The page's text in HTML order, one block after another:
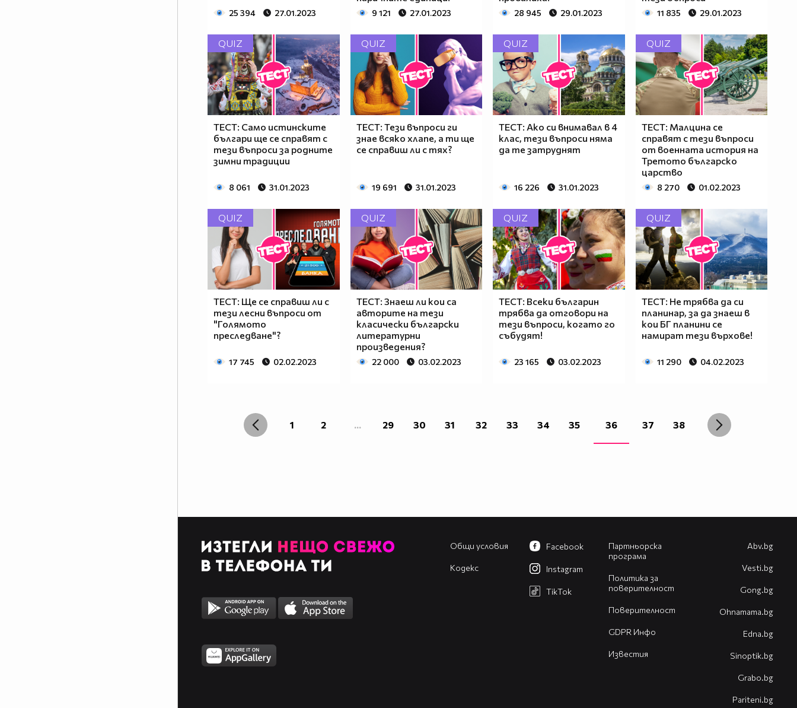
25 394 27.01.2023 9 121 27.01.2023 28 945 29.01.2023 11 835 29.01.2023
QUIZ
ТЕСТ: Само истинските
българи ще се справят с
тези въпроси за родните
зимни традиции
8 061 31.01.2023
QUIZ
ТЕСТ: Тези въпроси ги
знае всяко хлапе, а ти ще
се справиш ли с тях?
19 691 31.01.2023
QUIZ
ТЕСТ: Ако си внимавал в 4
клас, тези въпроси няма
да те затруднят
16 226 31.01.2023
QUIZ
ТЕСТ: Малцина се
справят с тези въпроси
от военната история на
Третото българско
царство
8 270 01.02.2023
QUIZ
ТЕСТ: Ще се справиш ли с
тези лесни въпроси от
"Голямото
преследване"?
17 745 02.02.2023
QUIZ
ТЕСТ: Знаеш ли кои са
авторите на тези
класически български
литературни
произведения?
22 000 03.02.2023
QUIZ
ТЕСТ: Всеки българин
трябва да отговори на
тези въпроси, когато го
събудят!
23 165 03.02.2023
QUIZ
ТЕСТ: Не трябва да си
планинар, за да знаеш в
кои БГ планини се
намират тези върхове!
11 290 04.02.2023
1 2 ... 29 30 31 32 33 34 35 36 37 38
Общи условия
Кодекс
Партньорска
програма
Политика за
поверителност
Поверителност
GDPR Инфо
Известия
Facebook
Instagram
TikTok
Abv.bg
Vesti.bg
Gong.bg
Оhnamama.bg
Edna.bg
Sinoptik.bg
Grabo.bg
Pariteni.bg